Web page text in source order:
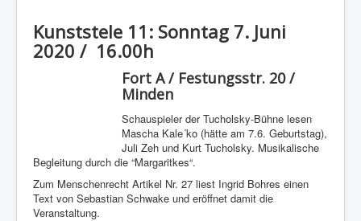
Kunststele 11: Sonntag 7. Juni
2020 / 16.00h
Fort A / Festungsstr. 20 /
Minden
Schauspieler der Tucholsky-Bühne lesen
Mascha Kale´ko (hätte am 7.6. Geburtstag),
Juli Zeh und Kurt Tucholsky. Musikalische
Begleitung durch die “Margaritkes“.
Zum Menschenrecht Artikel Nr. 27 liest Ingrid Bohres einen
Text von Sebastian Schwake und eröffnet damit die
Veranstaltung.